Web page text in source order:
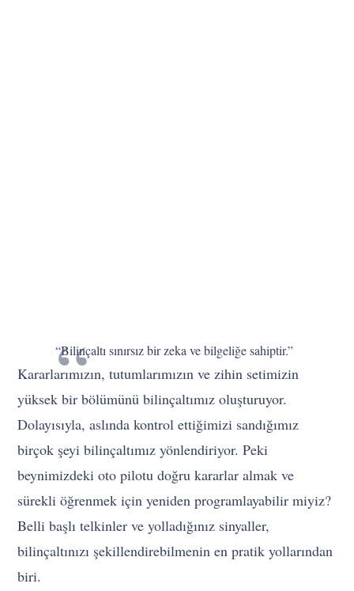
“Bilinçaltı sınırsız bir zeka ve bilgeliğe sahiptir.”
Kararlarımızın, tutumlarımızın ve zihin setimizin
yüksek bir bölümünü bilinçaltımız oluşturuyor.
Dolayısıyla, aslında kontrol ettiğimizi sandığımız
birçok şeyi bilinçaltımız yönlendiriyor. Peki
beynimizdeki oto pilotu doğru kararlar almak ve
sürekli öğrenmek için yeniden programlayabilir miyiz?
Belli başlı telkinler ve yolladığınız sinyaller,
bilinçaltınızı şekillendirebilmenin en pratik yollarından
biri.